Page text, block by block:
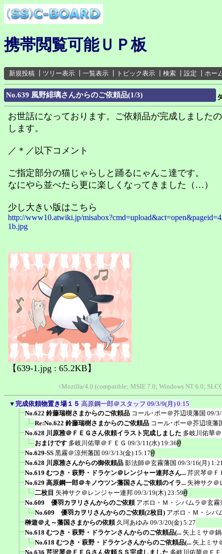
携帯閲覧可能ＵＰ板
新規投稿 ツリー表示 一覧表示 トピック表示 検索 設定 ホー
No.639 風野緋璃さんからのご依頼品(1/3)
お世話になっております。ご依頼品が完成しました
します。
／＊／以下コメント
ご指定部分の猫じゃらしと踊るにゃんこ達です。
なにやら並べたら更に楽しくなってきました（…）
少し大きい版はこちら
http://www10.atwiki.jp/
1b.jpg
【639-1.jpg : 65.2KB】
<Mozilla/4.0 (compatible; MSIE 7.0; Windows NT 6.0;
▼ 完成依頼物置き場１５ 高原鋼一郎＠スタッフ 09/3/9(月) 0:15
No.622 鈴藤瑞樹さまからのご依頼品 コール･ポー＠芥辺境藩国 09/
Re:No.622 鈴藤瑞樹さまからのご依頼品 コール･ポー＠芥辺境藩
No.628 川原雅＠ＦＥＧさん依頼イラスト完成しました 多岐川佑華
おまけです 多岐川佑華＠ＦＥＧ 09/3/11(水) 19:36
No.629-SS 黒霧＠涼州藩国 09/3/13(金) 15:17
No.628 川原雅さんからの御依頼品 影法師＠玄霧藩国 09/3/16(月)
No.619 むつき・萩野・ドラケン＠レンジャー連邦さん... 芹沢琴＠Ｆ
No.629 高原鋼一郎＠キノウツン藩国さんご依頼のイラ... 矢神サク＠
二枚目 矢神サク＠レンジャー連邦 09/3/19(木) 23:59
No.609 優羽カヲリさんからのご依頼 アポロ・Ｍ・シバムラ＠玄霧
No.609 優羽カヲリさんからのご依頼(2枚目) アポロ・Ｍ・シバ
榊遊＠え～藩国さまからの依頼 久珂あゆみ 09/3/20(金) 5:27
No.618 むつき・萩野・ドラケンさんからのご依頼品(... 矢上ミサ＠
No.618 むつき・萩野・ドラケンさんからのご依頼品(... 矢上ミサ
No.636 芹沢琴＠ＦＥＧさん依頼ＳＳ完成しました 多岐川佑華＠Ｆ